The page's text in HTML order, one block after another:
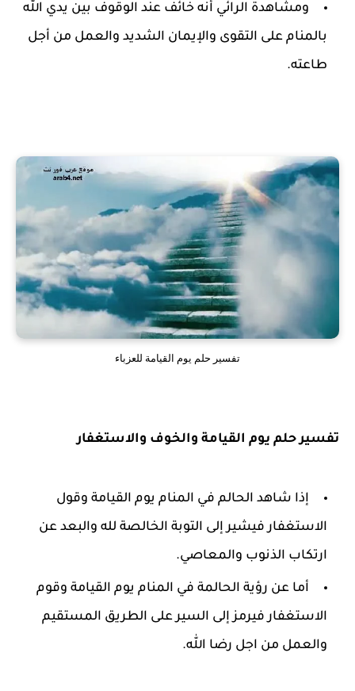
ومشاهدة الرائي أنه خائف عند الوقوف بين يدي الله
بالمنام على التقوى والإيمان الشديد والعمل من أجل
طاعته.
تفسير حلم يوم القيامة للعزباء
تفسير حلم يوم القيامة والخوف والاستغفار
إذا شاهد الحالم في المنام يوم القيامة وقول
الاستغفار فيشير إلى التوبة الخالصة لله والبعد عن
ارتكاب الذنوب والمعاصي.
أما عن رؤية الحالمة في المنام يوم القيامة وقوم
الاستغفار فيرمز إلى السير على الطريق المستقيم
والعمل من اجل رضا الله.